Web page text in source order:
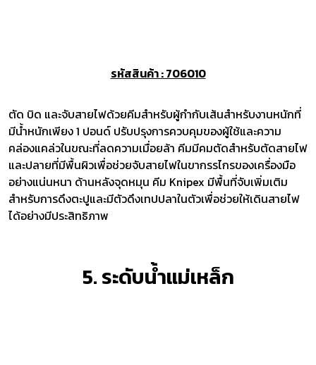
รหัสสินค้า : 706010
ตัด บิด และจับสายไฟด้วยคีมสำหรับผู้กำกับเส้นสำหรับงานหนักที่
มีน้ำหนักเพียง 1 ปอนด์ ปรับปรุงการควบคุมของผู้ใช้และความ
คล่องแคล่วในขณะที่ลดความเมื่อยล้า คีมมีคมตัดสำหรับตัดสายไฟ
และปลายที่มีพื้นผิวเพื่อช่วยจับสายไฟในขากรรไกรของเครื่องมือ
อย่างแน่นหนา ด้านหลังจุดหมุน คีม Knipex มีพื้นที่จับเพิ่มเติม
สำหรับการดึงตะปูและมีตัวดึงเทปปลาในตัวเพื่อช่วยให้เดินสายไฟ
ได้อย่างมีประสิทธิภาพ
5. ระดับน้ำแม่เหล็ก